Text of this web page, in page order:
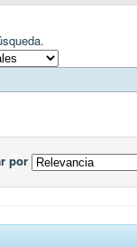
por